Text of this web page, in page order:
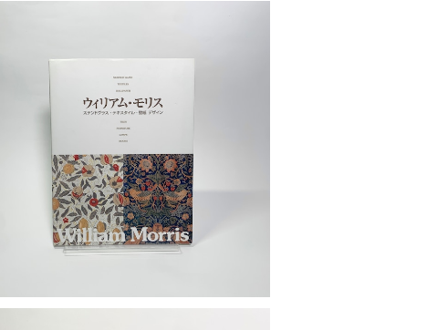
「ウィリアム・モリス ステンドグラス・テキス
¥900